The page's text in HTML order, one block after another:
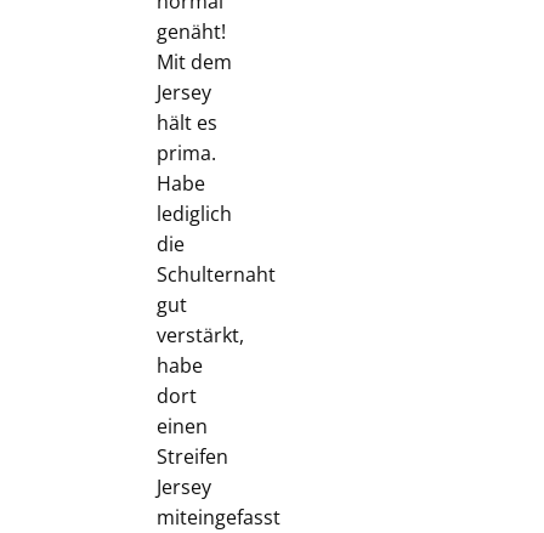
genäht!
Mit dem
Jersey
hält es
prima.
Habe
lediglich
die
Schulternaht
gut
verstärkt,
habe
dort
einen
Streifen
Jersey
miteingefasst